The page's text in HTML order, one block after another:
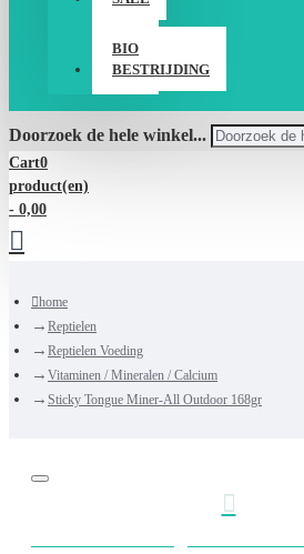
BIO
BESTRIJDING
Doorzoek de hele winkel...
Cart0
product(en)
- 0,00
home
Reptielen
Reptielen Voeding
Vitaminen / Mineralen / Calcium
Sticky Tongue Miner-All Outdoor 168gr